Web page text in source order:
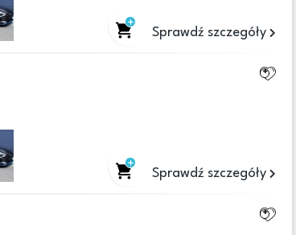
Sprawdź szczegóły
Sprawdź szczegóły